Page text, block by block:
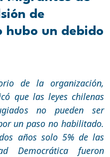
de
hubo un debido
de la organización,
que las leyes chilenas
no pueden ser
un paso no habilitado.
años solo 5% de las
Democrática fueron